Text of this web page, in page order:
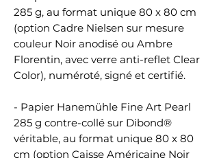
285 g, au format unique 80 x 80 cm
(option Cadre Nielsen sur mesure
couleur Noir anodisé ou Ambre
Florentin, avec verre anti-reflet Clear
Color), numéroté, signé et certifié.
- Papier Hanemühle Fine Art Pearl
285 g contre-collé sur Dibond®
véritable, au format unique 80 x 80
cm (option Caisse Américaine Noir